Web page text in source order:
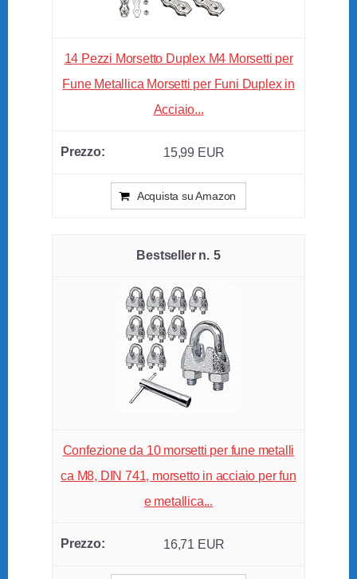
14 Pezzi Morsetto Duplex M4 Morsetti per
Fune Metallica Morsetti per Funi Duplex in
Acciaio...
15,99 EUR
Acquista su Amazon
5
Confezione da 10 morsetti per fune metalli
ca M8, DIN 741, morsetto in acciaio per fun
e metallica...
16,71 EUR